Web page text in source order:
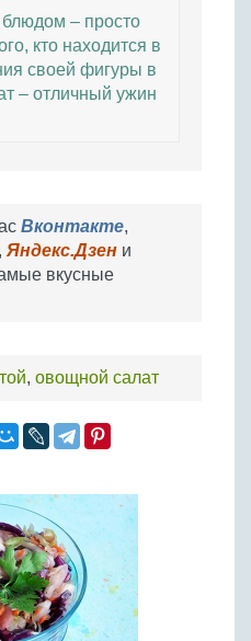
– просто
кто находится в
своей фигуры в
– отличный ужин
Вконтакте,
, Яндекс.Дзен и
вкусные
, овощной салат